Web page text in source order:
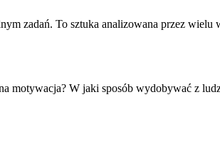
zadań. To sztuka analizowana przez
motywacja? W jaki sposób wydobywać z